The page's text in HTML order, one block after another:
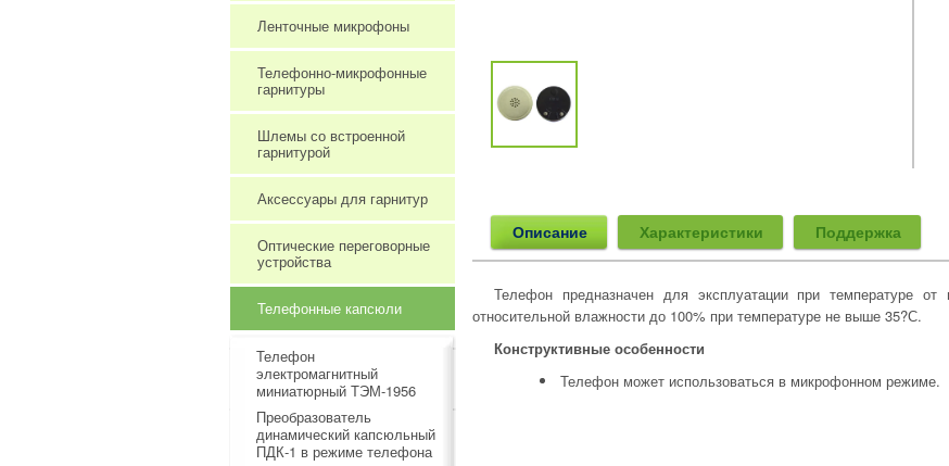
Описание Характеристики Поддержка
Телефон предназначен для эксплуатации при температуре
относительной влажности до 100% при температуре не выше 35?С.
Конструктивные особенности
Телефон может использоваться в микрофонном режиме.
Ленточные микрофоны
Телефонно-микрофонные
гарнитуры
Шлемы со встроенной
гарнитурой
Аксессуары для гарнитур
Оптические переговорные
устройства
Телефонные капсюли
Телефон
электромагнитный
миниатюрный ТЭМ-1956
Преобразователь
динамический капсюльный
ПДК-1 в режиме телефона